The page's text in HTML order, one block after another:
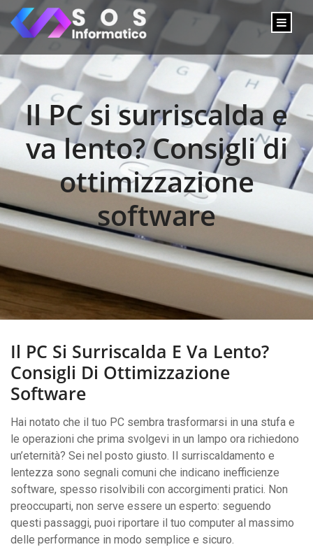
Il PC si surriscalda e
va lento? Consigli di
ottimizzazione
software
Il PC Si Surriscalda E Va Lento?
Consigli Di Ottimizzazione
Software
Hai notato che il tuo PC sembra trasformarsi in una stufa e
le operazioni che prima svolgevi in un lampo ora richiedono
un’eternità? Sei nel posto giusto. Il surriscaldamento e
lentezza sono segnali comuni che indicano inefficienze
software, spesso risolvibili con accorgimenti pratici. Non
preoccuparti, non serve essere un esperto: seguendo
questi passaggi, puoi riportare il tuo computer al massimo
delle performance in modo semplice e sicuro.